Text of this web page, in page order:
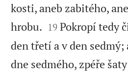
kosti, aneb zabitého,
hrobu. 

19 Pokropí tedy
den třetí a v den
dne sedmého, zpéře